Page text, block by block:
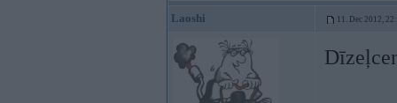
Laoshi 11. Dec 2012,